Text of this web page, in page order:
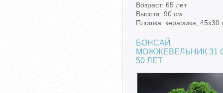
Возраст: 65 лет
Высота: 90 см
Плошка: керамика, 45х30
БОНСАЙ
МОЖЖЕВЕЛЬНИК 31
50 ЛЕТ